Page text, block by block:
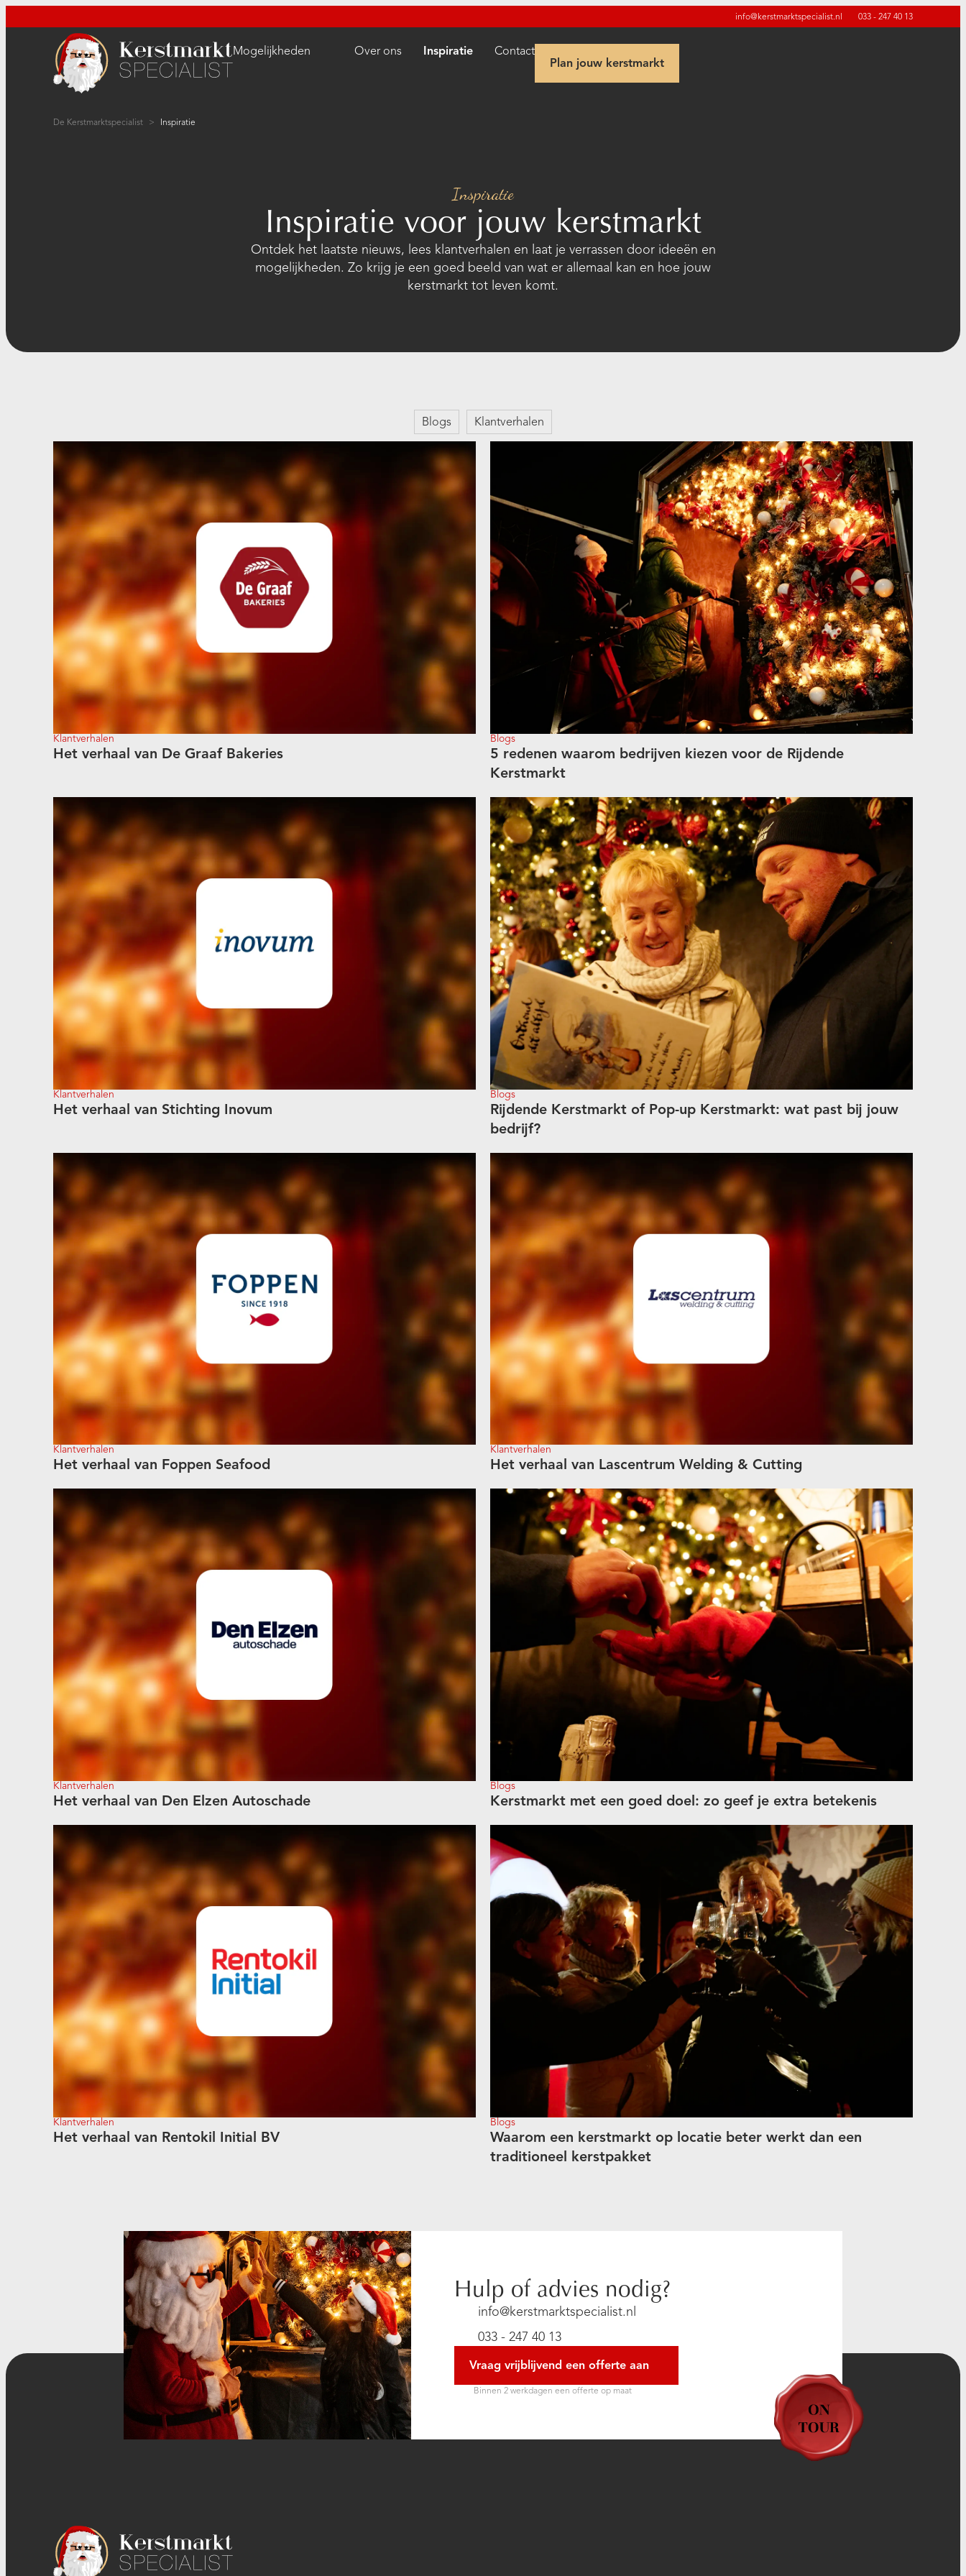
info@kerstmarktspecialist.nl 033 - 247 40 13
Mogelijkheden Over ons Inspiratie
Contact
Plan jouw kerstmarkt
De Kerstmarktspecialist > Inspiratie
Inspiratie
Inspiratie voor jouw kerstmarkt
Ontdek het laatste nieuws, lees klantverhalen en laat je verrassen door ideeën en
mogelijkheden. Zo krijg je een goed beeld van wat er allemaal kan en hoe jouw
kerstmarkt tot leven komt.
Blogs Klantverhalen
Klantverhalen
Het verhaal van De Graaf Bakeries
Blogs
5 redenen waarom bedrijven kiezen voor de Rijdende
Kerstmarkt
Klantverhalen
Het verhaal van Stichting Inovum
Blogs
Rijdende Kerstmarkt of Pop-up Kerstmarkt: wat past bij jouw
bedrijf?
Klantverhalen
Het verhaal van Foppen Seafood
Klantverhalen
Het verhaal van Lascentrum Welding & Cutting
Klantverhalen
Het verhaal van Den Elzen Autoschade
Blogs
Kerstmarkt met een goed doel: zo geef je extra betekenis
Klantverhalen
Het verhaal van Rentokil Initial BV
Blogs
Waarom een kerstmarkt op locatie beter werkt dan een
traditioneel kerstpakket
Hulp of advies nodig?
info@kerstmarktspecialist.nl
033 - 247 40 13
Vraag vrijblijvend een offerte aan
Binnen 2 werkdagen een offerte op maat